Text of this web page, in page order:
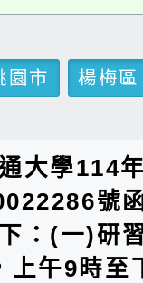
園市
楊梅區
大學114
號
：(一)研
上午9時至